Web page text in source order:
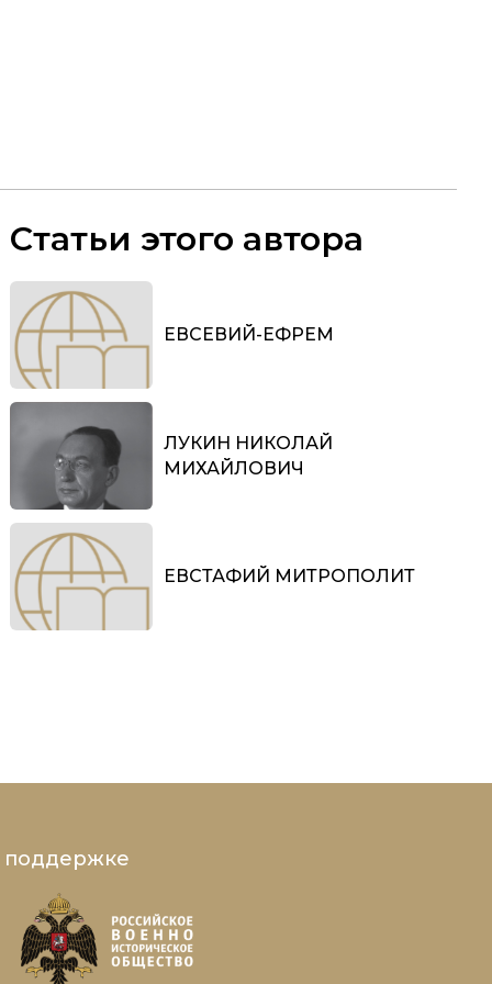
Статьи этого автора
ЕВСЕВИЙ-ЕФРЕМ
ЛУКИН НИКОЛАЙ
МИХАЙЛОВИЧ
ЕВСТАФИЙ МИТРОПОЛИТ
поддержке